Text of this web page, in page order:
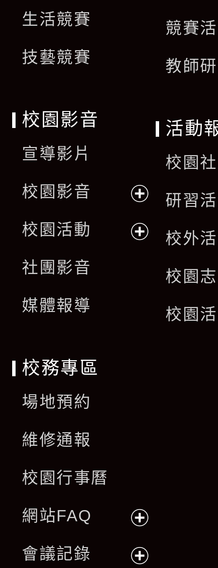
生活競賽
技藝競賽
競賽
教師
校園影音
宣導影片
校園影音
開
校園活動
社團影音
媒體報導
活動
校園
研習
校外
校園
校園
校務專區
場地預約
維修通報
校園行事曆
網站FAQ
會議記錄